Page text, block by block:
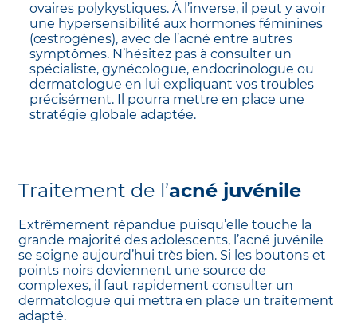
ovaires polykystiques. À l’inverse, il peut y avoir
une hypersensibilité aux hormones féminines
(œstrogènes), avec de l’acné entre autres
symptômes. N’hésitez pas à consulter un
spécialiste, gynécologue, endocrinologue ou
dermatologue en lui expliquant vos troubles
précisément. Il pourra mettre en place une
stratégie globale adaptée.
Traitement de l’acné juvénile
Extrêmement répandue puisqu’elle touche la
grande majorité des adolescents, l’acné juvénile
se soigne aujourd’hui très bien. Si les boutons et
points noirs deviennent une source de
complexes, il faut rapidement consulter un
dermatologue qui mettra en place un traitement
adapté.